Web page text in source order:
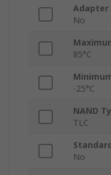
Adapter
No
85°C
-25°C
NAND
TLC
No